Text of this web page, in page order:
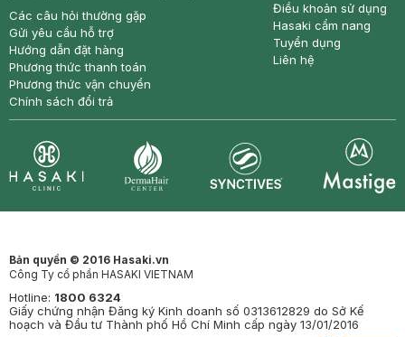
Các câu hỏi thường gặp
Gửi yêu cầu hỗ trợ
Hướng dẫn đặt hàng
Phương thức thanh toán
Phương thức vận chuyển
Chính sách đổi trả
Điều khoản sử dụng
Hasaki cẩm nang
Tuyển dụng
Liên hệ
Bản quyền © 2016 Hasaki.vn
Công Ty cổ phần HASAKI VIETNAM
Hotline: 1800 6324
Giấy chứng nhận Đăng ký Kinh doanh số 0313612829 do Sở Kế
hoạch và Đầu tư Thành phố Hồ Chí Minh cấp ngày 13/01/2016